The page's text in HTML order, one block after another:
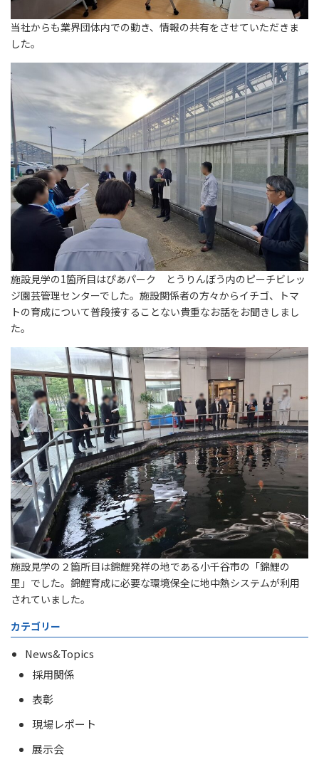
当社からも業界団体内での動き、情報の共有をさせていただきま
した。
施設見学の1箇所目はぴあパーク とうりんぼう内のピーチビレッ
ジ園芸管理センターでした。施設関係者の方々からイチゴ、トマ
トの育成について普段接することない貴重なお話をお聞きしまし
た。
施設見学の２箇所目は錦鯉発祥の地である小千谷市の「錦鯉の
里」でした。錦鯉育成に必要な環境保全に地中熱システムが利用
されていました。
カテゴリー
News&Topics
採用関係
表彰
現場レポート
展示会